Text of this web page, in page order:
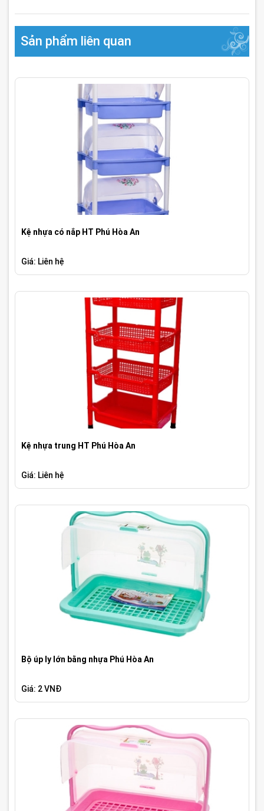
Sản phẩm liên quan
Kệ nhựa có nắp HT Phú Hòa An
Giá: Liên hệ
Kệ nhựa trung HT Phú Hòa An
Giá: Liên hệ
Bộ úp ly lớn bằng nhựa Phú Hòa An
Giá: 2 VNĐ